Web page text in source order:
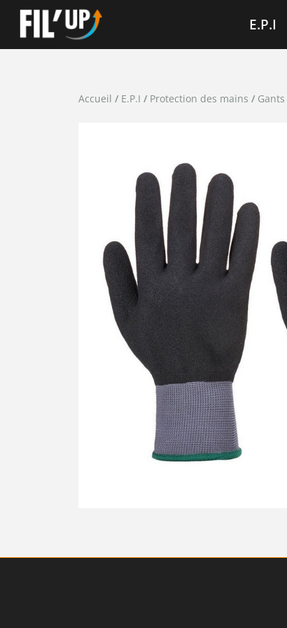
E.P.I
Accueil / E.P.I / Protection des mains / Gants
Cookies management panel